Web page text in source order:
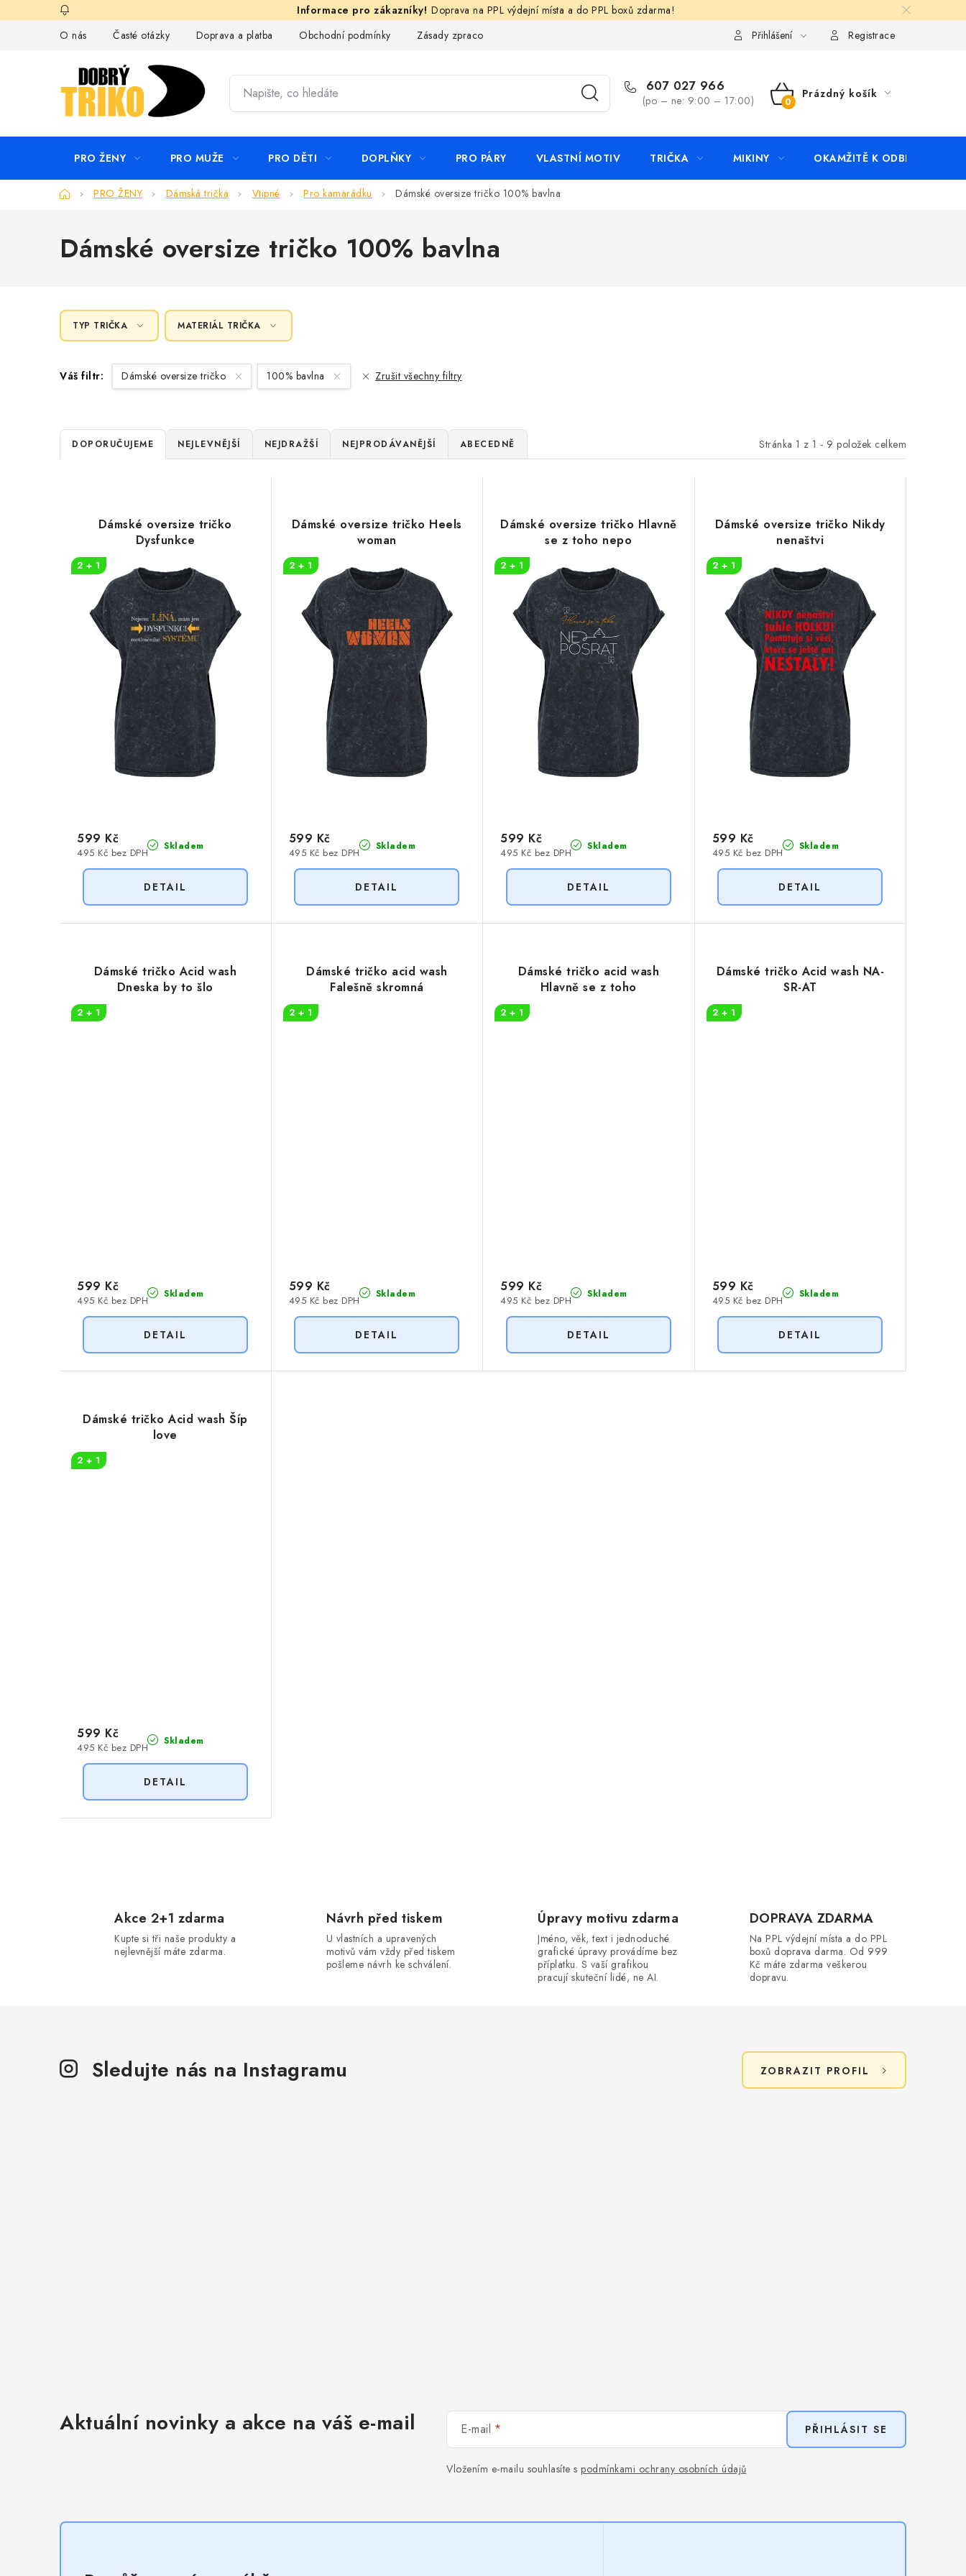
na
Doprava na PPL výdejní místa a do PPL boxů zdarma!
O nás
Časté otázky Doprava a platba Obchodní podmínky Zásady zpracování ochrany osobních údajů KontaktyPřihlášení Registrace
607 027 966
(po – ne: 9:00 – 17:00)
NÁKUPNÍ
Prázdný košík
PRO ŽENY PRO MUŽE PRO DĚTI DOPLŇKY PRO PÁRY VLASTNÍ MOTIV TRIČKA MIKINY OKAMŽITĚ K ODBĚRU
DomůPRO ŽENY Dámská trička Vtipné Pro kamarádku Dámské oversize tričko 100% bavlna
Dámské oversize tričko 100% bavlna
TYP TRIČKA MATERIÁL TRIČKA
Váš filtr: Dámské oversize tričko 100% bavlna Zrušit všechny filtry
Stránka 1 z 1 - 9 položek celkem
Ř
a
DOPORUČUJEME NEJLEVNĚJŠÍ NEJDRAŽŠÍ NEJPRODÁVANĚJŠÍ ABECEDNĚ
Dámské oversize tričko
Dysfunkce
2 + 1
Skladem
495 Kč bez DPH
599 Kč
Dámské oversize tričko Heels
woman
2 + 1
Skladem
495 Kč bez DPH
599 Kč
Dámské oversize tričko Hlavně
se z toho nepo
2 + 1
Skladem
495 Kč bez DPH
599 Kč
Dámské oversize tričko Nikdy
nenaštvi
2 + 1
Skladem
495 Kč bez DPH
599 Kč
Dámské tričko Acid wash
Dneska by to šlo
2 + 1
Skladem
495 Kč bez DPH
599 Kč
Dámské tričko acid wash
Falešně skromná
2 + 1
Skladem
495 Kč bez DPH
599 Kč
Dámské tričko acid wash
Hlavně se z toho
2 + 1
Skladem
495 Kč bez DPH
599 Kč
Dámské tričko Acid wash NA-
SR-AT
2 + 1
Skladem
495 Kč bez DPH
599 Kč
Dámské tričko Acid wash Šíp
love
2 + 1
Skladem
495 Kč bez DPH
599 Kč
p
Akce 2+1 zdarma
Kupte si tři naše produkty a
nejlevnější máte zdarma.
Návrh před tiskem
U vlastních a upravených
motivů vám vždy před tiskem
pošleme návrh ke schválení.
Úpravy motivu zdarma
Jméno, věk, text i jednoduché
grafické úpravy provádíme bez
příplatku. S vaší grafikou
pracují skuteční lidé, ne AI.
DOPRAVA ZDARMA
Na PPL výdejní místa a do PPL
boxů doprava darma. Od 999
Kč máte zdarma veškerou
dopravu.
Sledujte nás na Instagramu ZOBRAZIT PROFIL
Aktuální novinky a akce na váš e-mail E-mail
Vložením e-mailu souhlasíte s podmínkami ochrany osobních údajů
PŘIHLÁSIT SE